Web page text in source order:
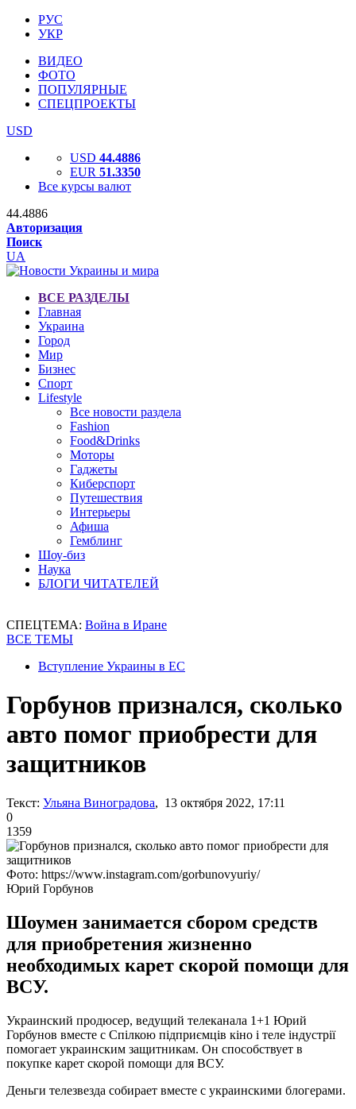
РУС
УКР
ВИДЕО
ФОТО
ПОПУЛЯРНЫЕ
СПЕЦПРОЕКТЫ
USD
USD 44.4886
EUR 51.3350
Все курсы валют
44.4886
Авторизация
Поиск
UA
ВСЕ РАЗДЕЛЫ
Главная
Украина
Город
Мир
Бизнес
Спорт
Lifestyle
Все новости раздела
Fashion
Food&Drinks
Моторы
Гаджеты
Киберспорт
Путешествия
Интерьеры
Афиша
Гемблинг
Шоу-биз
Наука
БЛОГИ ЧИТАТЕЛЕЙ
СПЕЦТЕМА: Война в Иране
ВСЕ ТЕМЫ
Вступление Украины в ЕС
Горбунов признался, сколько
авто помог приобрести для
защитников
Текст: Ульяна Виноградова, 13 октября 2022, 17:11
0
1359
Фото: https://www.instagram.com/gorbunovyuriy/
Юрий Горбунов
Шоумен занимается сбором средств
для приобретения жизненно
необходимых карет скорой помощи для
ВСУ.
Украинский продюсер, ведущий телеканала 1+1 Юрий
Горбунов вместе с Спілкою підприємців кіно і теле індустрії
помогает украинским защитникам. Он способствует в
покупке карет скорой помощи для ВСУ.
Деньги телезвезда собирает вместе с украинскими блогерами.